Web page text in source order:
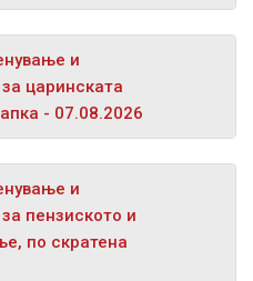
и
царинската
- 07.08.2026
и
пензиското и
по скратена